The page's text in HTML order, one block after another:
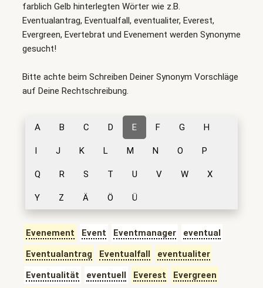
farblich Gelb hinterlegten Wörter wie z.B.
Eventualantrag, Eventualfall, eventualiter, Everest,
Evergreen, Evertebrat und Evenement werden Synonyme
gesucht!
Bitte achte beim Schreiben Deiner Synonym Vorschläge
auf Deine Rechtschreibung.
A B C D E F G H
I J K L M N O P
Q R S T U V W X
Y Z Ä Ö Ü
Evenement Event Eventmanager
eventual
Eventualantrag
Eventualfall
eventualiter
Eventualität
eventuell Everest
Evergreen